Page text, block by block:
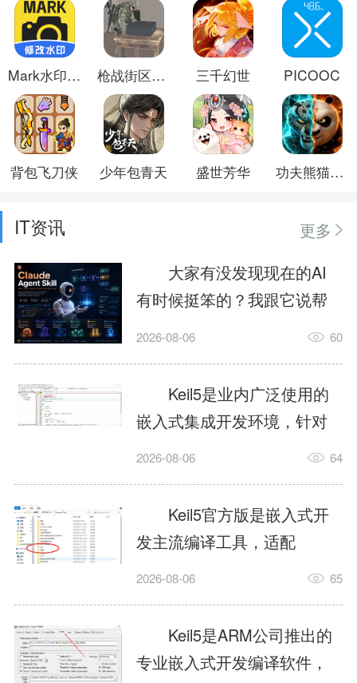
Mark水印相机 枪战街区乱斗 三千幻世 PICOOC
背包飞刀侠 少年包青天 盛世芳华 功夫熊猫：神龙大侠
IT资讯
更多
大家有没发现现在的AI
有时候挺笨的？我跟它说帮
我订个明天早上的闹钟，它
这样？因为AI，就是个只会
耍嘴皮子的书呆子。它脑子
里有海量知识，但没有真正
激发出来实力。而
AgentSkill，就是给AI大脑装
上的一双机械手，它真的能
解决很多问题。1什么是
AgentSkillSkill指...
2026-08-06 60
Keil5是业内广泛使用的
嵌入式集成开发环境，针对
ARM、51内核单片机提供编
力，代码编译稳定，调试工
具成熟，大量开源项目基于
该平台开发。新项目需要单
独下载对应芯片支持包，新
手配置难度较高，正版商业
授权费用不菲，未授权版本
存在程序容量限制，适合硬
2026-08-06 64
Keil5官方版是嵌入式开
发主流编译工具，适配
STM32、51单片机等多款芯
在线调试、代码仿真，兼容
众多厂商芯片安装包。软件
需要手动添加器件库，初次
2026-08-06 65
Keil5是ARM公司推出的
专业嵌入式开发编译软件，